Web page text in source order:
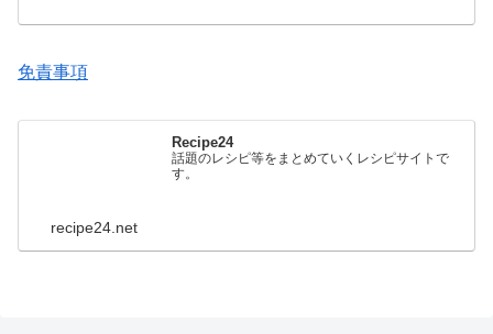
免責事項
Recipe24
話題のレシピ等をまとめていくレシピサイトで
す。
recipe24.net